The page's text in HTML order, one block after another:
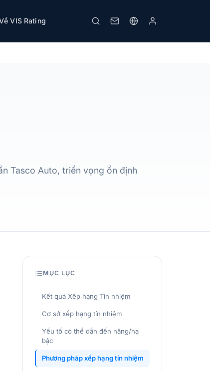
VIS Rating In Tải PDF
Tasco Auto, triển vọng ổn định
MỤC LỤC
Kết quả Xếp hạng Tín nhiệm
Cơ sở xếp hạng tín nhiệm
Yếu tố có thể dẫn đến nâng/hạ
bậc
Phương pháp xếp hạng tín nhiệm